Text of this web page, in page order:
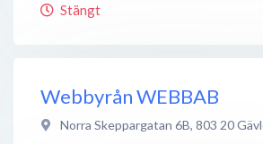
Stängt
Webbyrån WEBBAB
Norra Skeppargatan 6B, 803 20